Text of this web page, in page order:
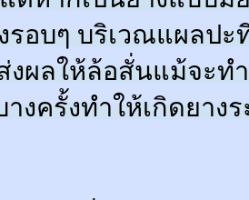
รอบๆ บริเวณแผลป
งผลให้ล้อสั่นแม้จะท
งครั้งทำให้เกิดยา